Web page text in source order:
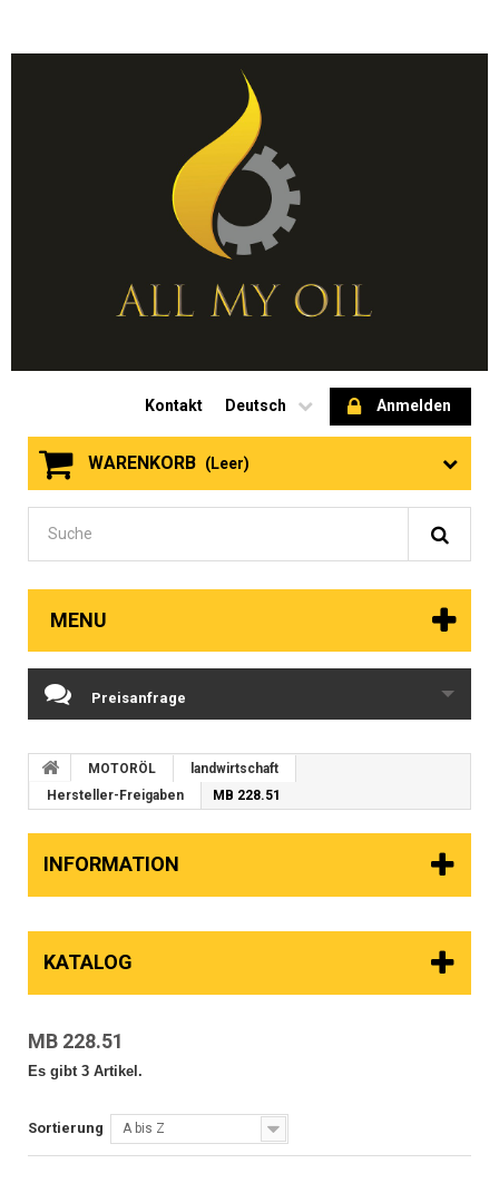
Anmelden
Deutsch
Kontakt
WARENKORB (Leer)
MENU
Preisanfrage
MOTORÖL
landwirtschaft
Hersteller-Freigaben
MB 228.51
INFORMATION
KATALOG
MB 228.51
Es gibt 3 Artikel.
Sortierung A bis Z